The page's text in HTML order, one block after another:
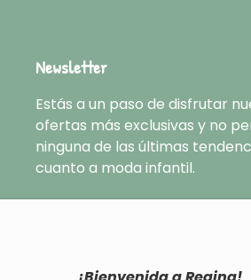
Newsletter
Estás a un paso de disfrutar
ofertas más exclusivas y no
ninguna de las últimas
cuanto a moda infantil.